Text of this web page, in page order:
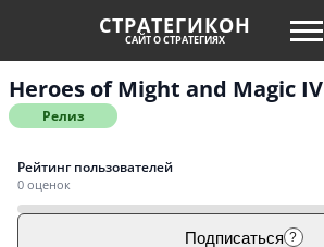
СТРАТЕГИКОН
САЙТ О СТРАТЕГИЯХ
Heroes of Might and Magic IV
Релиз
Рейтинг пользователей
0 оценок
Подписаться ?